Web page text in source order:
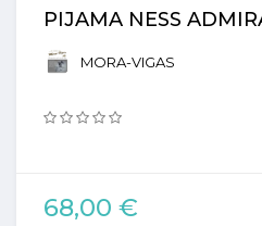
PIJAMA NESS
MORA-VIGAS
68,00 €